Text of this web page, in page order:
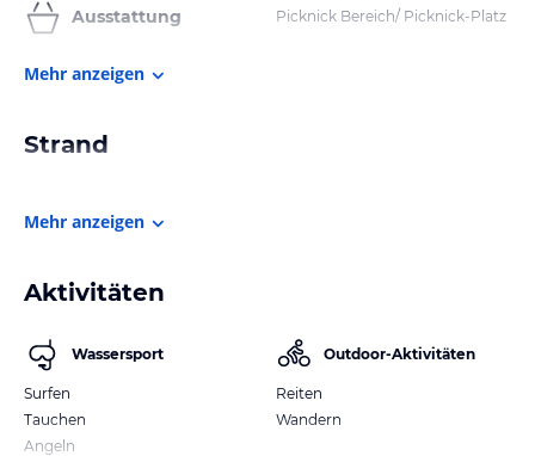
Ausstattung
Picknick Bereich/ Picknick-Platz
Mehr anzeigen
Strand
Mehr anzeigen
Aktivitäten
Wassersport
Surfen
Tauchen
Angeln
Outdoor-Aktivitäten
Reiten
Wandern